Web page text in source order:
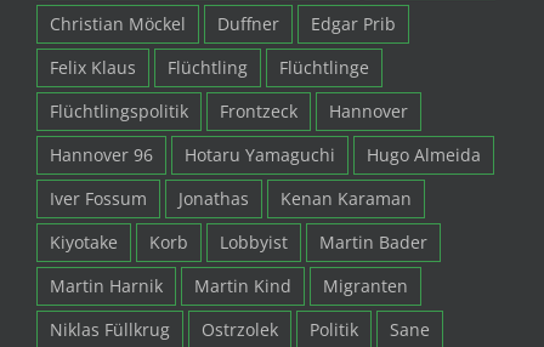
Christian Möckel
Duffner
Edgar Prib
Felix Klaus
Flüchtling
Flüchtlinge
Flüchtlingspolitik
Frontzeck
Hannover
Hannover 96
Hotaru Yamaguchi
Hugo Almeida
Iver Fossum
Jonathas
Kenan Karaman
Kiyotake
Korb Lobbyist
Martin Bader
Martin Harnik
Martin Kind
Migranten
Niklas Füllkrug
Ostrzolek Politik Sane